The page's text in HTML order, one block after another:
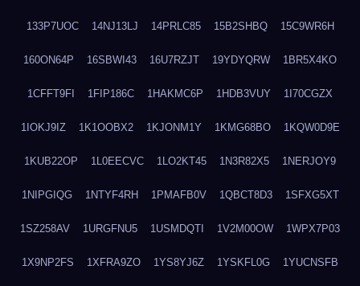
133P7UOC 14NJ13LJ 14PRLC85 15B2SHBQ 15C9WR6H
160ON64P 16SBWI43 16U7RZJT 19YDYQRW 1BR5X4KO
1CFFT9FI 1FIP186C 1HAKMC6P 1HDB3VUY 1I70CGZX
1IOKJ9IZ 1K1OOBX2 1KJONM1Y 1KMG68BO 1KQW0D9E
1KUB22OP 1L0EECVC 1LO2KT45 1N3R82X5 1NERJOY9
1NIPGIQG 1NTYF4RH 1PMAFB0V 1QBCT8D3 1SFXG5XT
1SZ258AV 1URGFNU5 1USMDQTI 1V2M00OW 1WPX7P03
1X9NP2FS 1XFRA9ZO 1YS8YJ6Z 1YSKFL0G 1YUCNSFB